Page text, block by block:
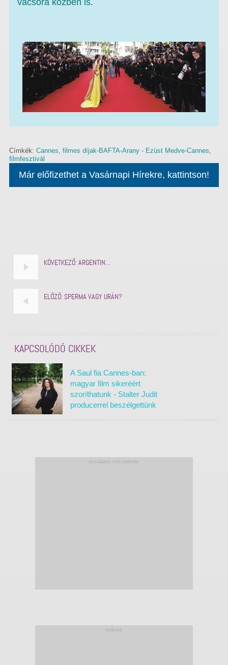
vacsora közben is.
Címkék: Cannes, filmes díjak-BAFTA-Arany - Ezüst Medve-Cannes,
filmfesztivál
Már előfizethet a Vasárnapi Hírekre, kattintson!
KÖVETKEZŐ: ARGENTIN…
ELŐZŐ: SPERMA VAGY URÁN?
KAPCSOLÓDÓ CIKKEK
A Saul fia Cannes-ban:
magyar film sikeréért
szoríthatunk - Stalter Judit
producerrel beszélgettünk
társadalmi célú hirdetés
hirdetés